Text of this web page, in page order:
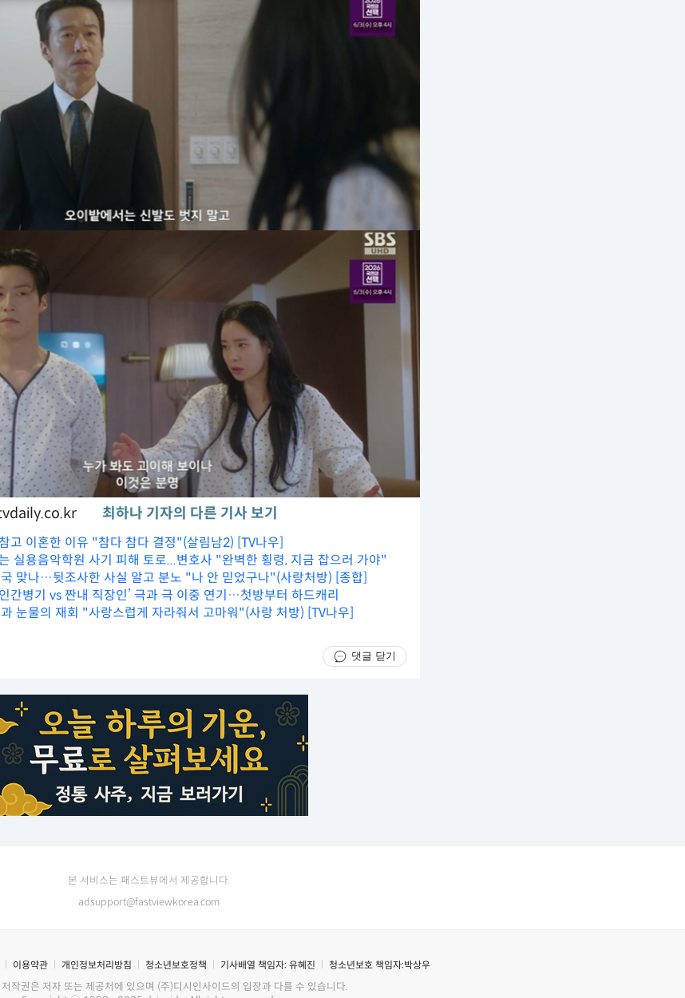
최하나 기자의 다른 기사 보기
고 이혼한 이유 "참다 참다 결정"(살림남2) [TV나우]
실용음악학원 사기 피해 토로...변호사 "완벽한 횡령, 지금 잡으러 가야"
맞나…뒷조사한 사실 알고 분노 "나 안 믿었구나"(사랑처방) [종합]
인간병기 vs 짠내 직장인’ 극과 극 이중 연기…첫방부터 하드캐리
눈물의 재회 "사랑스럽게 자라줘서 고마워"(사랑 처방) [TV나우]
댓글 닫기
본 서비스는 패스트뷰에서 제공합니다.
adsupport@fastviewkorea.com
이용약관 개인정보처리방침 청소년보호정책 기사배열 책임자: 유혜진 청소년보호 책임자:박상우
작권은 저자 또는 제공처에 있으며 (주)디시인사이드의 입장과 다를 수 있습니다.